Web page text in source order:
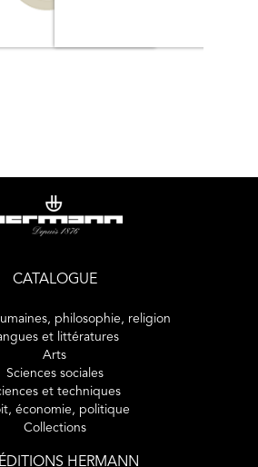
CATALOGUE
philosophie, religion
et littératures
Arts
Sciences sociales
et techniques
économie, politique
Collections
HERMANN